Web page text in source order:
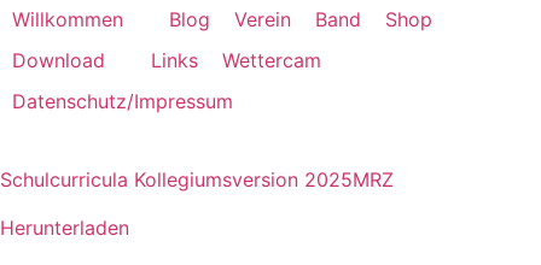
Willkommen Blog Verein Band
Shop
Download
Links
Wettercam
Datenschutz/Impressum
Schulcurricula Kollegiumsversion 2025MRZ
Herunterladen